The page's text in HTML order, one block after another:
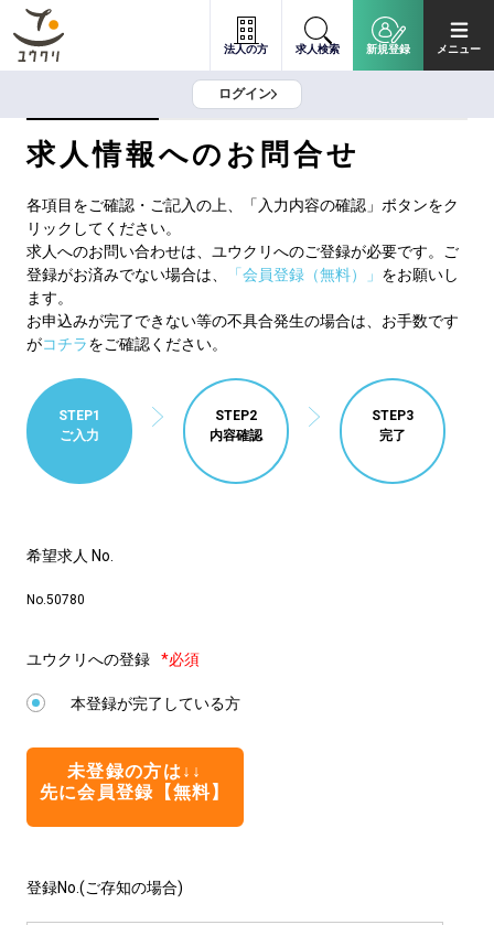
法人の方 求人検索 新規登録 メニュー
ログイン
求人情報へのお問合せ
各項目をご確認・ご記入の上、「入力内容の確認」ボタンをク
リックしてください。
求人へのお問い合わせは、ユウクリへのご登録が必要です。ご
登録がお済みでない場合は、
「会員登録（無料）」 をお願いし
ます。
お申込みが完了できない等の不具合発生の場合は、お手数です
がコチラをご確認ください。
STEP1
ご入力
STEP2
内容確認
STEP3
完了
希望求人 No.
No.50780
ユウクリへの登録 *必須
本登録が完了している方
未登録の方は↓↓
先に会員登録【無料】
登録No.(ご存知の場合)